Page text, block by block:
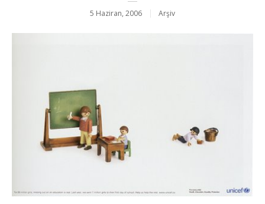
5 Haziran, 2006 Arşiv